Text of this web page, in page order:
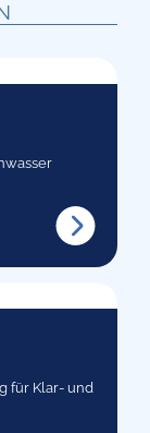
für Klar- und